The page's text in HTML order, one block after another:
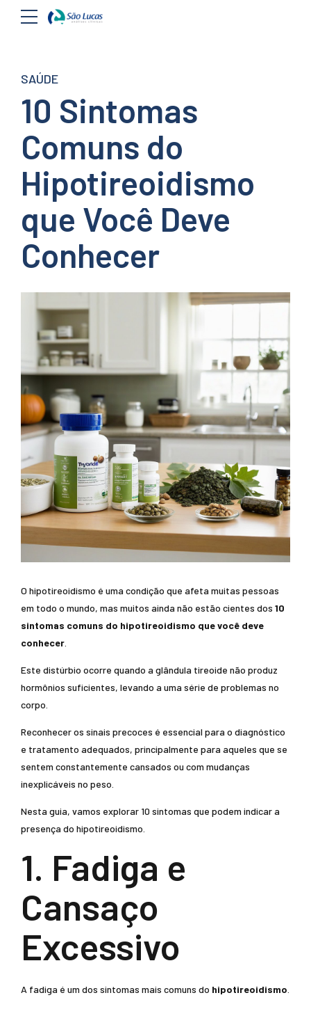
SAÚDE
10 Sintomas
Comuns do
Hipotireoidismo
que Você Deve
Conhecer
O hipotireoidismo é uma condição que afeta muitas pessoas
em todo o mundo, mas muitos ainda não estão cientes dos 10
sintomas comuns do hipotireoidismo que você deve
conhecer
Este distúrbio ocorre quando a glândula tireoide não produz
hormônios suficientes, levando a uma série de problemas no
corpo.
Reconhecer os sinais precoces é essencial para o diagnóstico
e tratamento adequados, principalmente para aqueles que se
sentem constantemente cansados ou com mudanças
inexplicáveis no peso.
Nesta guia, vamos explorar 10 sintomas que podem indicar a
presença do hipotireoidismo.
1. Fadiga e
Cansaço
Excessivo
A fadiga é um dos sintomas mais comuns do hipotireoidismo